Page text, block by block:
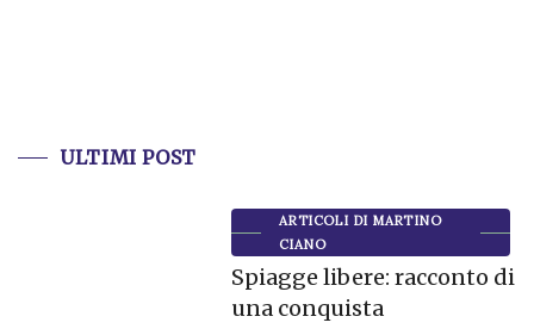
ULTIMI POST
ARTICOLI DI MARTINO
CIANO
Spiagge libere: racconto di
una conquista